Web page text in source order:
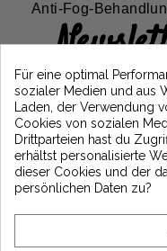
Anti-Fog-
Erhalten Sie 5€
Bestellung,
über die
Nachrichten
*Dès 99€ d'achat. En vous
l'acceptez.
Für eine optimal
sozialer Medien und aus
Laden, der Verwendung
Cookies von sozialen
Drittparteien hast du
erhältst personalisierte
dieser Cookies und der
persönlichen Daten zu?